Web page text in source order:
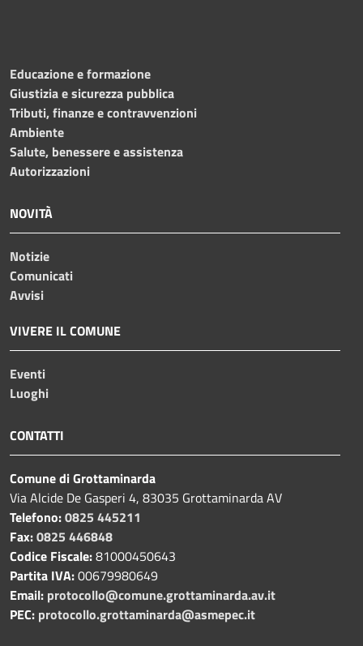
Educazione e formazione
Giustizia e sicurezza pubblica
Tributi, finanze e contravvenzioni
Ambiente
Salute, benessere e assistenza
Autorizzazioni
NOVITÀ
Notizie
Comunicati
Avvisi
VIVERE IL COMUNE
Eventi
Luoghi
CONTATTI
Comune di Grottaminarda
Via Alcide De Gasperi 4, 83035 Grottaminarda AV
Telefono:0825 445211
Fax:0825 446848
Codice Fiscale:81000450643
Partita IVA:00679980649
Email: protocollo@comune.grottaminarda.av.it
PEC: protocollo.grottaminarda@asmepec.it